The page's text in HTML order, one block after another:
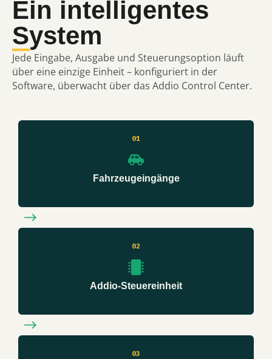
Ein intelligentes
System
Jede Eingabe, Ausgabe und Steuerungsoption läuft
über eine einzige Einheit – konfiguriert in der
Software, überwacht über das Addio Control Center.
01
Fahrzeugeingänge
02
Addio-Steuereinheit
03